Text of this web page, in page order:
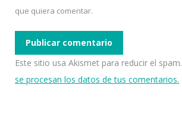
que quiera comentar.
Publicar comentario
Este sitio usa Akismet para reducir el spam.
se procesan los datos de tus comentarios.